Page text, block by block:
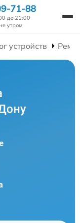
71-88
до 21:00
утром
устройств